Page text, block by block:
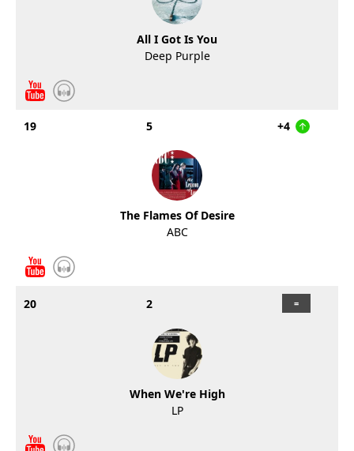
All I Got Is You
Deep Purple
19 5 +4
The Flames Of Desire
ABC
20 2
When We're High
LP